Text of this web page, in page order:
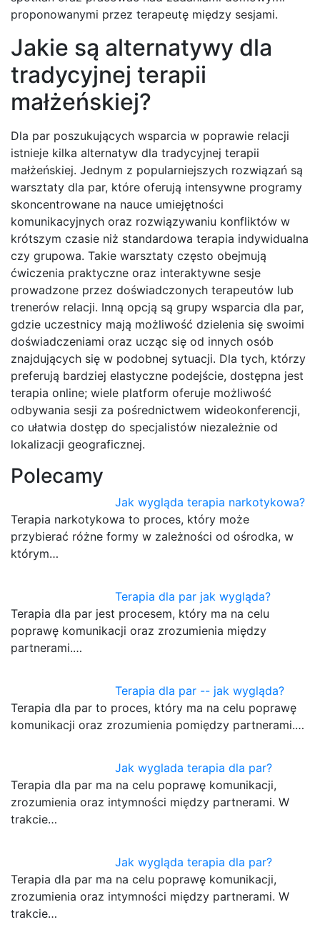
proponowanymi przez terapeutę między sesjami.
Jakie są alternatywy dla
tradycyjnej terapii
małżeńskiej?
Dla par poszukujących wsparcia w poprawie relacji
istnieje kilka alternatyw dla tradycyjnej terapii
małżeńskiej. Jednym z popularniejszych rozwiązań są
warsztaty dla par, które oferują intensywne programy
skoncentrowane na nauce umiejętności
komunikacyjnych oraz rozwiązywaniu konfliktów w
krótszym czasie niż standardowa terapia indywidualna
czy grupowa. Takie warsztaty często obejmują
ćwiczenia praktyczne oraz interaktywne sesje
prowadzone przez doświadczonych terapeutów lub
trenerów relacji. Inną opcją są grupy wsparcia dla par,
gdzie uczestnicy mają możliwość dzielenia się swoimi
doświadczeniami oraz ucząc się od innych osób
znajdujących się w podobnej sytuacji. Dla tych, którzy
preferują bardziej elastyczne podejście, dostępna jest
terapia online; wiele platform oferuje możliwość
odbywania sesji za pośrednictwem wideokonferencji,
co ułatwia dostęp do specjalistów niezależnie od
lokalizacji geograficznej.
Polecamy
Jak wygląda terapia narkotykowa?
Terapia narkotykowa to proces, który może
przybierać różne formy w zależności od ośrodka, w
którym…
Terapia dla par jak wygląda?
Terapia dla par jest procesem, który ma na celu
poprawę komunikacji oraz zrozumienia między
partnerami.…
Terapia dla par -- jak wygląda?
Terapia dla par to proces, który ma na celu poprawę
komunikacji oraz zrozumienia pomiędzy partnerami.…
Jak wyglada terapia dla par?
Terapia dla par ma na celu poprawę komunikacji,
zrozumienia oraz intymności między partnerami. W
trakcie…
Jak wygląda terapia dla par?
Terapia dla par ma na celu poprawę komunikacji,
zrozumienia oraz intymności między partnerami. W
trakcie…